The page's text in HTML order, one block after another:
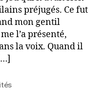
préjugés. Ce fut
mon gentil
l’a présenté,
la voix. Quand il